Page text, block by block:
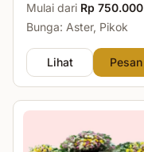
Mulai dari Rp 750.000
Bunga: Aster, Pikok
Lihat Pesan